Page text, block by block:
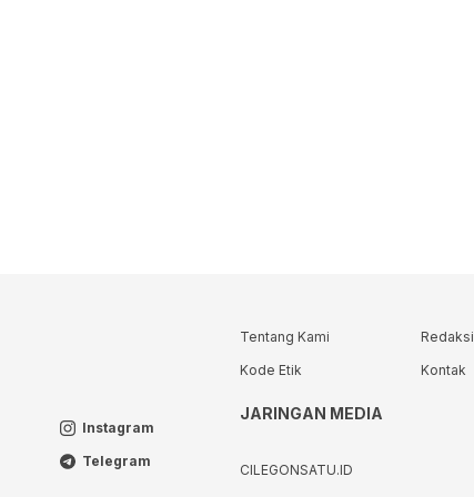
Instagram
Telegram
Tentang Kami Redaksi
Kode Etik
Kontak
JARINGAN MEDIA
CILEGONSATU.ID